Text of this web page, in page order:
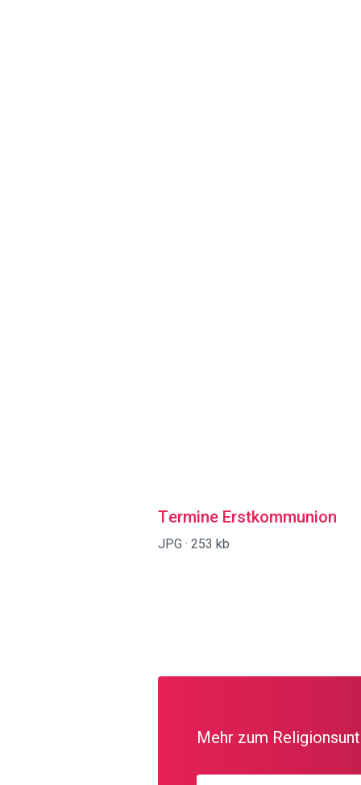
Termine Erstkommunion
JPG · 253 kb
Mehr zum